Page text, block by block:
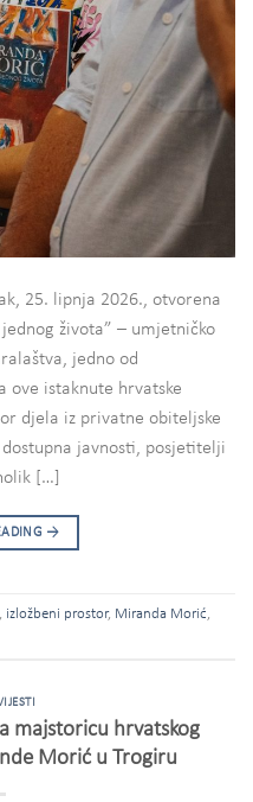
25. lipnja 2026., otvorena
života” – umjetničko
jedno od
ove istaknute hrvatske
djela iz privatne obiteljske
javnosti, posjetitelji
[…]
→
, izložbeni prostor, Miranda Morić,
majstoricu hrvatskog
Morić u Trogiru